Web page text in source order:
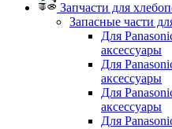
Запчасти для
Запасные части
Для
аксессуары
Для
аксессуары
Для
аксессуары
Для